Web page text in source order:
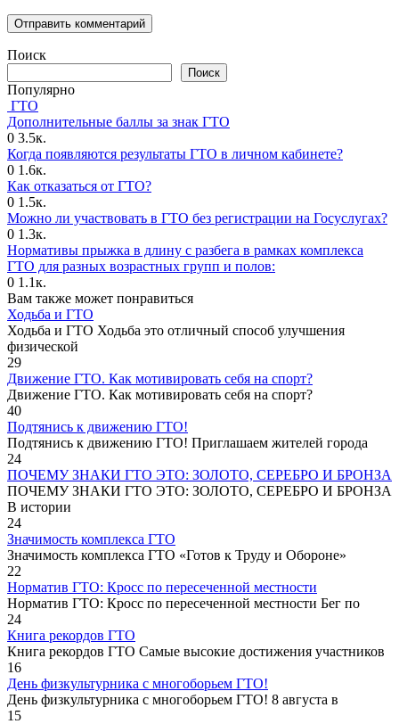
Поиск
Поиск
Популярно
ГТО
Дополнительные баллы за знак ГТО
0 3.5к.
Когда появляются результаты ГТО в личном кабинете?
0 1.6к.
Как отказаться от ГТО?
0 1.5к.
Можно ли участвовать в ГТО без регистрации на Госуслугах?
0 1.3к.
Нормативы прыжка в длину с разбега в рамках комплекса
ГТО для разных возрастных групп и полов:
0 1.1к.
Вам также может понравиться
Ходьба и ГТО
Ходьба и ГТО Ходьба это отличный способ улучшения
физической
29
Движение ГТО. Как мотивировать себя на спорт?️
Движение ГТО. Как мотивировать себя на спорт?
40
Подтянись к движению ГТО!
Подтянись к движению ГТО! Приглашаем жителей города
24
ПОЧЕМУ ЗНАКИ ГТО ЭТО: ЗОЛОТО, СЕРЕБРО И БРОНЗА
ПОЧЕМУ ЗНАКИ ГТО ЭТО: ЗОЛОТО, СЕРЕБРО И БРОНЗА
В истории
24
Значимость комплекса ГТО
Значимость комплекса ГТО «Готов к Труду и Обороне»
22
Норматив ГТО: Кросс по пересеченной местности
Норматив ГТО: Кросс по пересеченной местности Бег по
24
Книга рекордов ГТО
Книга рекордов ГТО Самые высокие достижения участников
16
День физкультурника с многоборьем ГТО!
День физкультурника с многоборьем ГТО! 8 августа в
15